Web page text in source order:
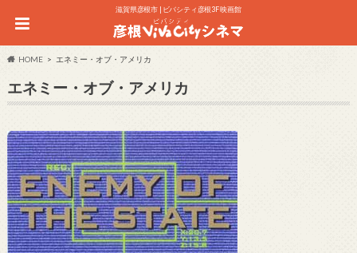
滋賀県彦根市 | ビバシティ彦根3F 映画館
HOME エネミー・オブ・アメリカ
エネミー・オブ・アメリカ